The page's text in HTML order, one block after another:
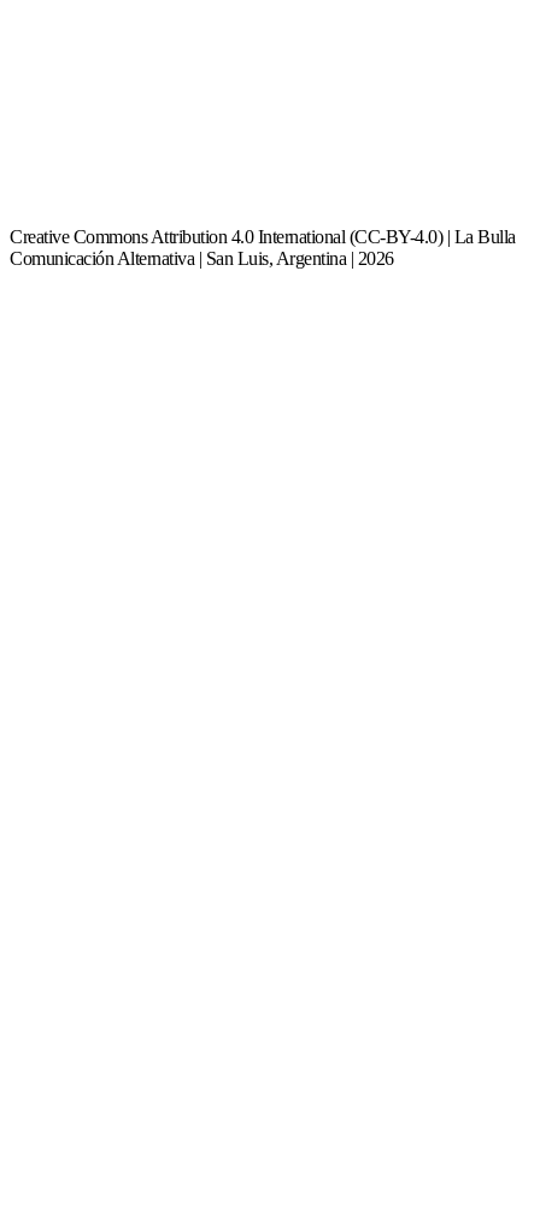
Creative Commons Attribution 4.0 International (CC-BY-4.0) | La Bulla
Comunicación Alternativa | San Luis, Argentina | 2026